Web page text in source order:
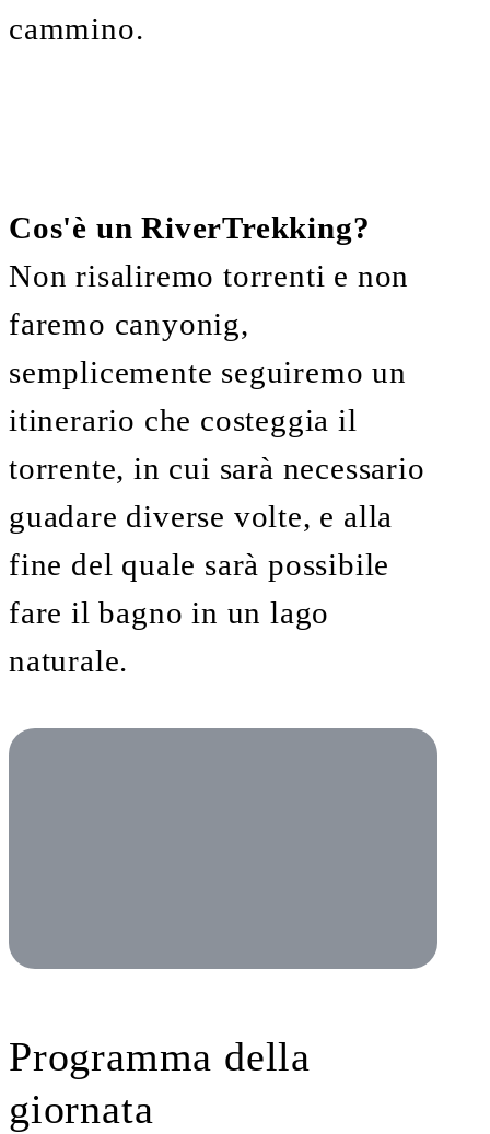
cammino.
Cos'è un RiverTrekking?
Non risaliremo torrenti e non
faremo canyonig,
semplicemente seguiremo un
itinerario che costeggia il
torrente, in cui sarà necessario
guadare diverse volte, e alla
fine del quale sarà possibile
fare il bagno in un lago
naturale.
Programma della
giornata